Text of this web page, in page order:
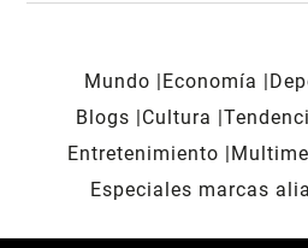
Mundo Economía
Blogs
Cultura
Entretenimiento
Especiales marcas